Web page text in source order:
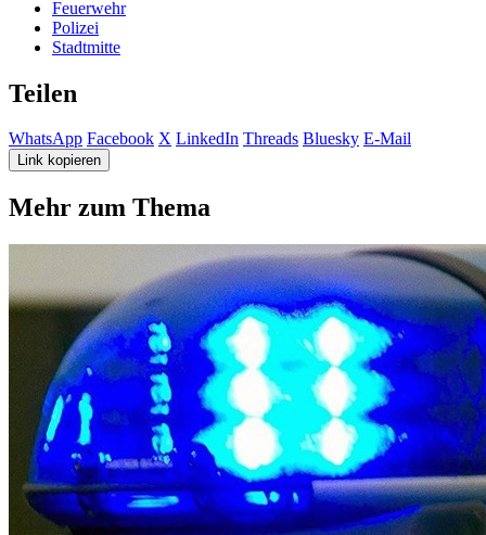
Feuerwehr
Polizei
Stadtmitte
Teilen
WhatsApp Facebook X LinkedIn Threads Bluesky E-Mail
Link kopieren
Mehr zum Thema